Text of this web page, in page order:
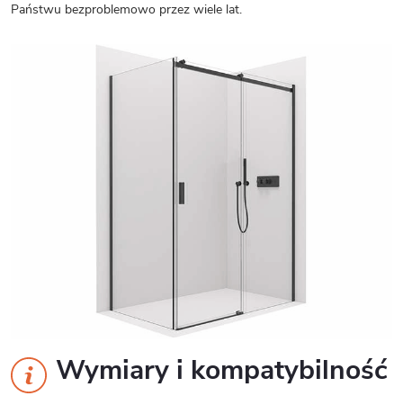
Państwu bezproblemowo przez wiele lat.
Wymiary i kompatybilność